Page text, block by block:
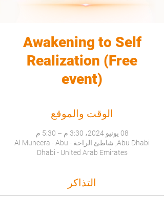
Awakening to Self
Realization (Free
event)
الوقت والموقع
08 يونيو 2024، 3:30 م – 5:30 م
Abu Dhabi, شاطئ الراحة - Al Muneera - Abu
Dhabi - United Arab Emirates
التذاكر